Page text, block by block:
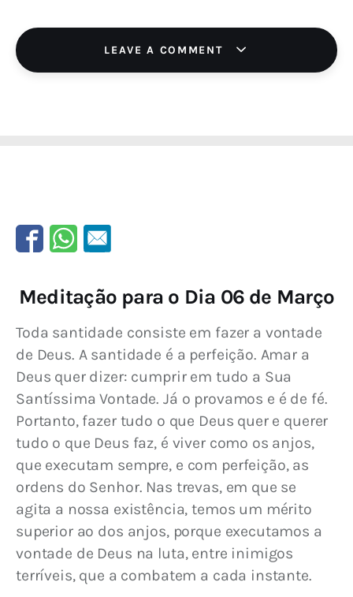
LEAVE A COMMENT
Meditação para o Dia 06 de Março
Toda santidade consiste em fazer a vontade
de Deus. A santidade é a perfeição. Amar a
Deus quer dizer: cumprir em tudo a Sua
Santíssima Vontade. Já o provamos e é de fé.
Portanto, fazer tudo o que Deus quer e querer
tudo o que Deus faz, é viver como os anjos,
que executam sempre, e com perfeição, as
ordens do Senhor. Nas trevas, em que se
agita a nossa existência, temos um mérito
superior ao dos anjos, porque executamos a
vontade de Deus na luta, entre inimigos
terríveis, que a combatem a cada instante.